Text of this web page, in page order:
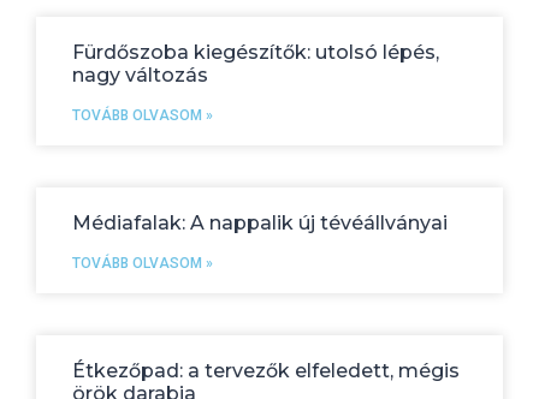
Fürdőszoba kiegészítők: utolsó lépés,
nagy változás
TOVÁBB OLVASOM »
Médiafalak: A nappalik új tévéállványai
TOVÁBB OLVASOM »
Étkezőpad: a tervezők elfeledett, mégis
örök darabja